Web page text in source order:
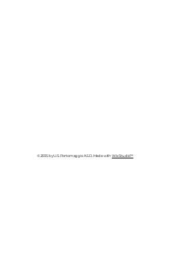
© 2035 by U.S. Portomaggio A.S.D. Made with Wix Studio™